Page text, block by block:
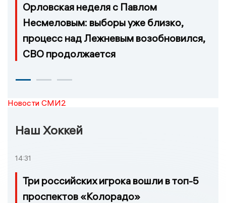
Орловская неделя с Павлом
Несмеловым: выборы уже близко,
процесс над Лежневым возобновился,
СВО продолжается
Новости СМИ2
Наш Хоккей
14:31
Три российских игрока вошли в топ-5
проспектов «Колорадо»